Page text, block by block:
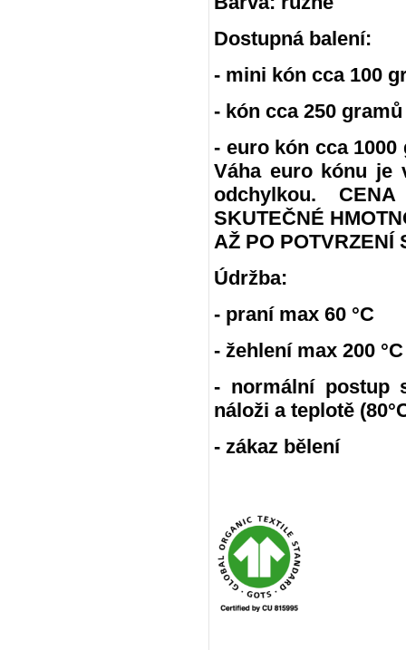
Dostupná balení:
- mini kón cca 100
- kón cca 250
- euro kón cca 1000
Váha euro kónu je
odchylkou.
SKUTEČNÉ
AŽ PO POTVRZENÍ
Údržba:
- praní max 60 °C
- žehlení max 200 °C
- normální postup
náloži a teplotě
- zákaz bělení